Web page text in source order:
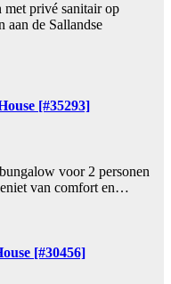
met privé sanitair op
aan de Sallandse
[#35293]
voor 2 personen
van comfort en…
[#30456]